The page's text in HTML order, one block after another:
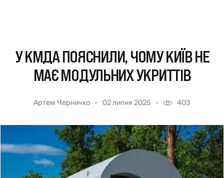
У КМДА ПОЯСНИЛИ, ЧОМУ КИЇВ НЕ
МАЄ МОДУЛЬНИХ УКРИТТІВ
Артем Черничко 02 липня 2025 403